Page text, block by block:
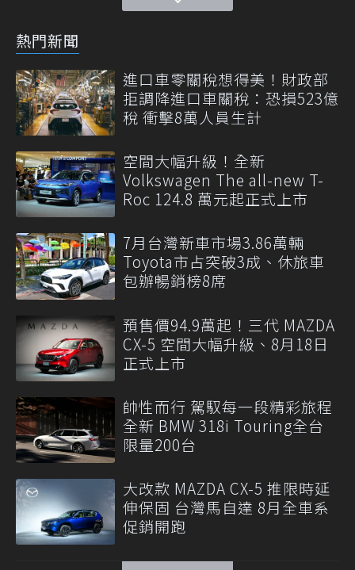
熱門新聞
進口車零關稅想得美！財政部
拒調降進口車關稅：恐損523億
稅 衝擊8萬人員生計
空間大幅升級！全新
Volkswagen The all-new T-
Roc 124.8 萬元起正式上市
7月台灣新車市場3.86萬輛
Toyota市占突破3成、休旅車
包辦暢銷榜8席
預售價94.9萬起！三代 MAZDA
CX-5 空間大幅升級、8月18日
正式上市
帥性而行 駕馭每一段精彩旅程
全新 BMW 318i Touring全台
限量200台
大改款 MAZDA CX-5 推限時延
伸保固 台灣馬自達 8月全車系
促銷開跑